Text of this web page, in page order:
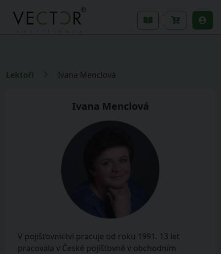
Lektoři Ivana Menclová
Ivana Menclová
V pojišťovnictví pracuje od roku 1991. 13 let
pracovala v České pojišťovně v obchodním